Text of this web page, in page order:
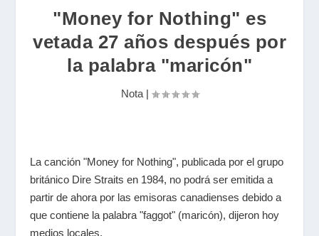
"Money for Nothing" es
vetada 27 años después por
la palabra "maricón"
Nota|
La canción "Money for Nothing", publicada por el grupo
británico Dire Straits en 1984, no podrá ser emitida a
partir de ahora por las emisoras canadienses debido a
que contiene la palabra "faggot" (maricón), dijeron hoy
medios locales.